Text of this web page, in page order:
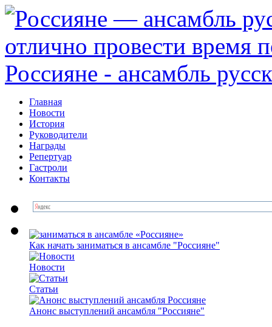
Главная
Новости
История
Руководители
Награды
Репертуар
Гастроли
Контакты
Как начать заниматься в ансамбле "Россияне"
Новоcти
Статьи
Анонс выступлений ансамбля "Россияне"